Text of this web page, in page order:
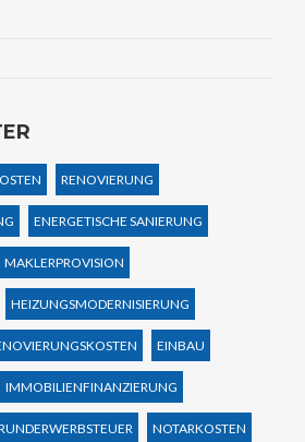
RENOVIERUNG
ENERGETISCHE SANIERUNG
MAKLERPROVISION
HEIZUNGSMODERNISIERUNG
EINBAU
IMMOBILIENFINANZIERUNG
NOTARKOSTEN